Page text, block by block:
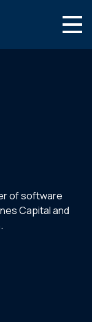
of software
Capital and